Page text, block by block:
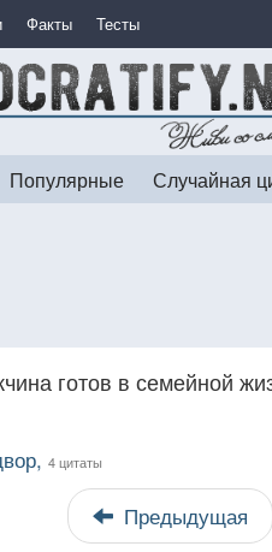
Факты Тесты
Популярные Случайная
готов в семейной
4 цитаты
Предыдущая